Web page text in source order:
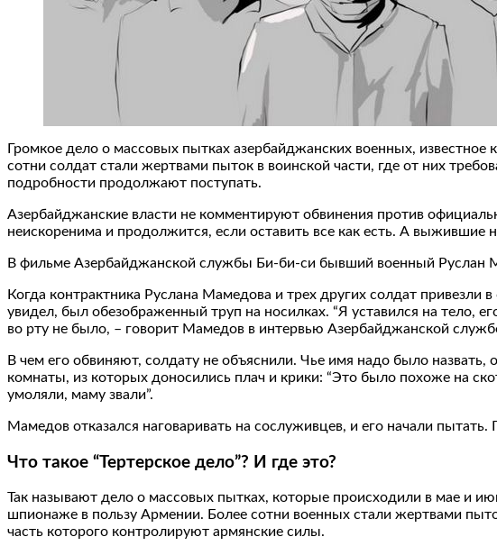
Громкое дело о массовых пытках азербайджанских военных,
сотни солдат стали жертвами пыток в воинской части, где от них
подробности продолжают поступать.
Азербайджанские власти не комментируют обвинения против
неискоренима и продолжится, если оставить все как есть. А выжившие
В фильме Азербайджанской службы Би-би-си бывший военный Руслан
Когда контрактника Руслана Мамедова и трех других солдат привезли
увидел, был обезображенный труп на носилках. “Я уставился на тело,
во рту не было, – говорит Мамедов в интервью Азербайджанской
В чем его обвиняют, солдату не объяснили. Чье имя надо было
комнаты, из которых доносились плач и крики: “Это было похоже на
умоляли, маму звали”.
Мамедов отказался наговаривать на сослуживцев, и его начали
Что такое “Тертерское дело”? И где это?
Так называют дело о массовых пытках, которые происходили в мае и
шпионаже в пользу Армении. Более сотни военных стали жертвами
часть которого контролируют армянские силы.